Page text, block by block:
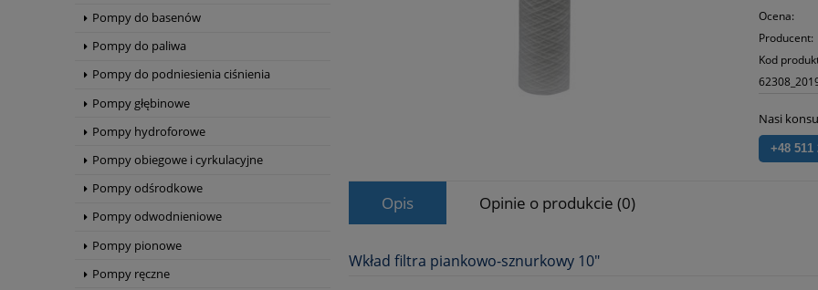
Pompy do basenów
Pompy do paliwa
Pompy do podniesienia ciśnienia
Pompy głębinowe
Pompy hydroforowe
Pompy obiegowe i cyrkulacyjne
Pompy odśrodkowe
Pompy odwodnieniowe
Pompy pionowe
Pompy ręczne
Ocena:
Producent:
Kod
Nasi
+48 511
Opis Opinie o produkcie (0)
Wkład filtra piankowo-sznurkowy 10"